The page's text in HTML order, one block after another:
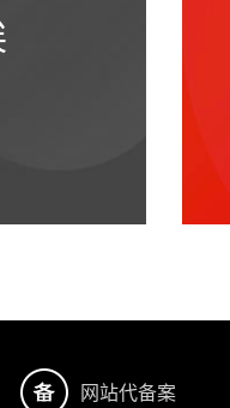
网站代备案